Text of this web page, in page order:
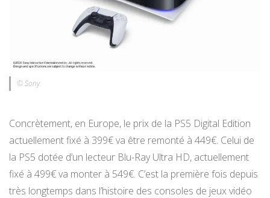
© Sony
Concrètement, en Europe, le prix de la PS5 Digital Edition
actuellement fixé à 399€ va être remonté à 449€. Celui de
la PS5 dotée d’un lecteur Blu-Ray Ultra HD, actuellement
fixé à 499€ va monter à 549€. C’est la première fois depuis
très longtemps dans l’histoire des consoles de jeux vidéo